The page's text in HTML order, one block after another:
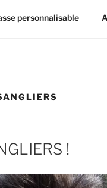
personnalisable
!